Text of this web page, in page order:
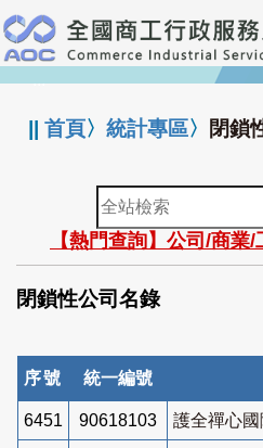
跳
到
主
要
:::
||首頁〉統計專區〉 閉鎖
全
站
檢
索
【熱門查詢】公司/商業
閉鎖性公司名錄
序號 統一編號
6451 90618103 護全禪心國